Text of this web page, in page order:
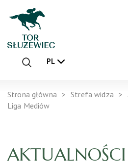
PL
Strona główna Strefa widza
Liga Mediów
AKTUALNOŚCI